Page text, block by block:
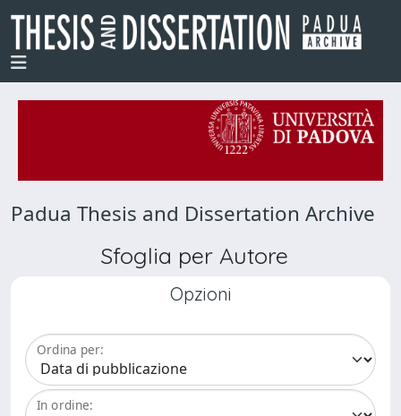
Padua Thesis and Dissertation Archive
Sfoglia per Autore
Opzioni
Ordina per:
In ordine: